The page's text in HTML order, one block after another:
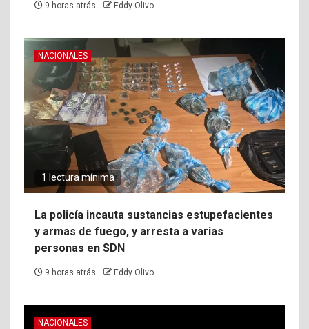
9 horas atrás Eddy Olivo
NACIONALES
1 lectura mínima
La policía incauta sustancias estupefacientes
y armas de fuego, y arresta a varias
personas en SDN
9 horas atrás Eddy Olivo
NACIONALES